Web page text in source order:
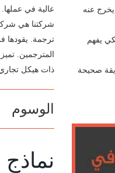
يخرج عنه
يفهم
صحيحة
عالية في عملها.
شركتنا هي
ترجمة. يقودها
المترجمين.
ذات هيكل
الوسوم
نماذج